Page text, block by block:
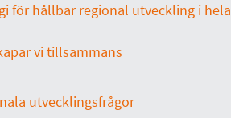
för hållbar regional utveckling i hela
vi tillsammans
utvecklingsfrågor